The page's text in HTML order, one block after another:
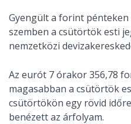
Gyengült a forint
szemben a csütörtök esti
nemzetközi
Az eurót 7 órakor 356,78
magasabban a csütörtök
csütörtökön egy rövid
benézett az árfolyam.